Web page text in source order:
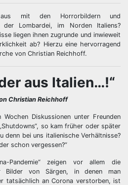
mit den Horrorbildern und
der Lombardei, im Norden Italiens?
liegen ihnen zugrunde und inwieweit
ab? Hierzu eine hervorragend
von Christian Reichhoff.
aus Italien…!“
Christian Reichhoff
Diskussionen unter Freunden
so kam früher oder später
denn bei uns italienische Verhältnisse?
schon vergessen?“
Pandemie“ zeigen vor allem die
Bilder von Särgen, in denen man
tatsächlich an Corona verstorben, ist